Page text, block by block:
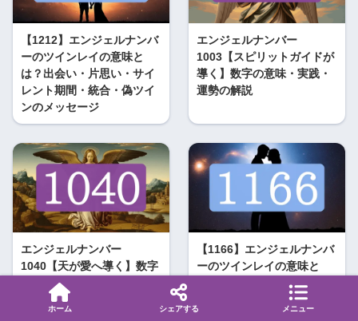
【1212】エンジェルナンバ
ーのツインレイの意味と
は？出会い・片思い・サイ
レント期間・統合・偽ツイ
ンのメッセージ
エンジェルナンバー
1003【スピリットガイドが
導く】数字の意味・実践・
運勢の解説
エンジェルナンバー
1040【天が愛へ導く】数字
の意味と実践を解説
【1166】エンジェルナンバ
ーのツインレイの意味と
は？出会い・片思い・サイ
レント期間のメッセージ
ホーム シェアする メニュー